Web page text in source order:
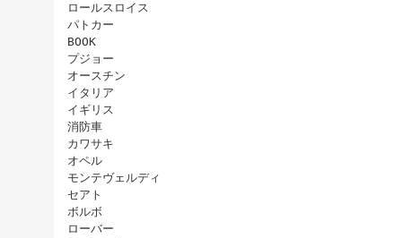
ロールスロイス
パトカー
BOOK
プジョー
オースチン
イタリア
イギリス
消防車
カワサキ
オペル
モンテヴェルディ
セアト
ボルボ
ローバー